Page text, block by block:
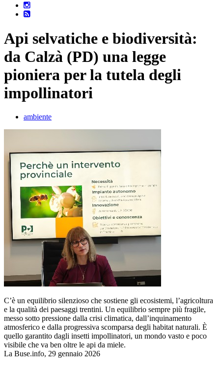
Api selvatiche e biodiversità:
da Calzà (PD) una legge
pioniera per la tutela degli
impollinatori
ambiente
C’è un equilibrio silenzioso che sostiene gli ecosistemi, l’agricoltura
e la qualità dei paesaggi trentini. Un equilibrio sempre più fragile,
messo sotto pressione dalla crisi climatica, dall’inquinamento
atmosferico e dalla progressiva scomparsa degli habitat naturali. È
quello garantito dagli insetti impollinatori, un mondo vasto e poco
visibile che va ben oltre le api da miele.
La Buse.info, 29 gennaio 2026